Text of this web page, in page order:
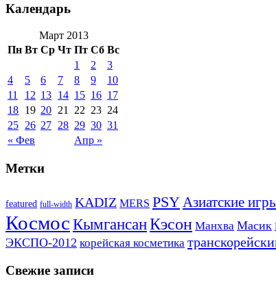
Календарь
Март 2013
Пн Вт Ср Чт Пт Сб Вс
« Фев Апр »
1 2
3
4
5 6 7 8 9
10
11
12 13 14 15 16 17
18 19 20 21 22 23 24
25 26 27 28 29 30 31
Метки
featured full-width KADIZ MERS PSYАзиатские
Космос КымгансанКэсон Манхва Масик
ЭКСПО-2012 корейская косметика
Свежие записи